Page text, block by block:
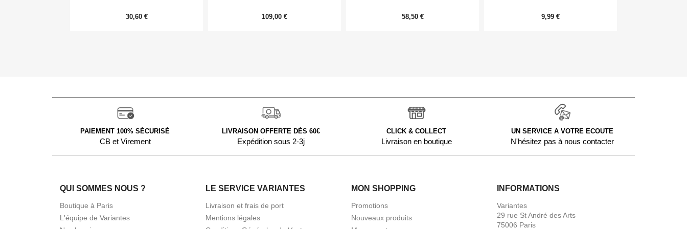
30,60 € 109,00 € 58,50 € 9,99 €
PAIEMENT 100% SÉCURISÉ
CB et Virement
LIVRAISON OFFERTE DÈS 60€
Expédition sous 2-3j
CLICK & COLLECT
Livraison en boutique
UN SERVICE A VOTRE ECOUTE
N'hésitez pas à nous contacter
QUI SOMMES NOUS ?
Boutique à Paris
L'équipe de Variantes
LE SERVICE VARIANTES
Livraison et frais de port
Mentions légales
MON SHOPPING
Promotions
Nouveaux produits
INFORMATIONS
Variantes
29 rue St André des Arts
75006 Paris